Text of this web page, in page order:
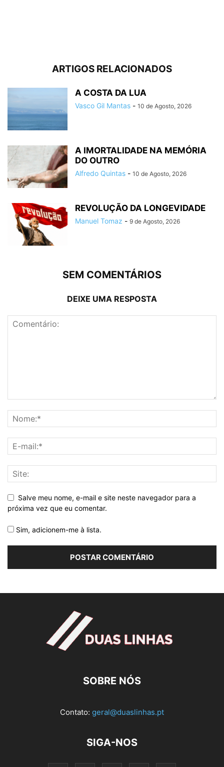
ARTIGOS RELACIONADOS
A COSTA DA LUA
Vasco Gil Mantas - 10 de Agosto, 2026
A IMORTALIDADE NA MEMÓRIA
DO OUTRO
Alfredo Quintas - 10 de Agosto, 2026
REVOLUÇÃO DA LONGEVIDADE
Manuel Tomaz - 9 de Agosto, 2026
SEM COMENTÁRIOS
DEIXE UMA RESPOSTA
Salve meu nome, e-mail e site neste navegador para a
próxima vez que eu comentar.
Sim, adicionem-me à lista.
SOBRE NÓS
Contato: geral@duaslinhas.pt
SIGA-NOS